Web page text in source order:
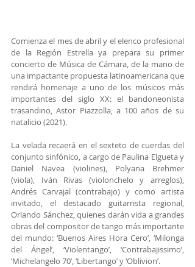
Comienza el mes de abril y el elenco profesional
de la Región Estrella ya prepara su primer
concierto de Música de Cámara, de la mano de
una impactante propuesta latinoamericana que
rendirá homenaje a uno de los músicos más
importantes del siglo XX: el bandoneonista
trasandino, Astor Piazzolla, a 100 años de su
natalicio (2021).
La velada recaerá en el sexteto de cuerdas del
conjunto sinfónico, a cargo de Paulina Elgueta y
Daniel Navea (violines), Polyana Brehmer
(viola), Iván Rivas (violonchelo y arreglos),
Andrés Carvajal (contrabajo) y como artista
invitado, el destacado guitarrista regional,
Orlando Sánchez, quienes darán vida a grandes
obras del compositor de tango más importante
del mundo: ‘Buenos Aires Hora Cero’, ‘Milonga
del Ángel’, ‘Violentango’, ‘Contrabajissimo’,
‘Michelangelo 70’, ‘Libertango’ y ‘Oblivion’.